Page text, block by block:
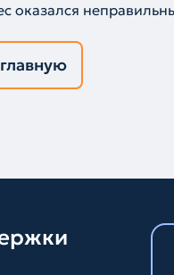
оказался